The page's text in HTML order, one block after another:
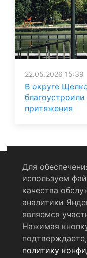
22.05.2026 15:39
В округе
притяжения
Согласие на
Для
используем
качества
аналитики
являемся
Нажимая
политику